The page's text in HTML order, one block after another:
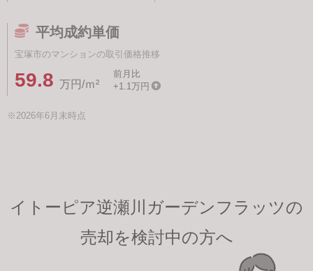
平均成約単価
宝塚市のマンションの取引価格推移
59.8 万円/ｍ²
前月比
+1.1万円
※2026年6月末時点
イトーピア逆瀬川ガーデンフラッツの
売却を検討中の方へ